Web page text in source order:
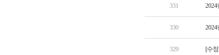
331 2024
330 2024
329 [수